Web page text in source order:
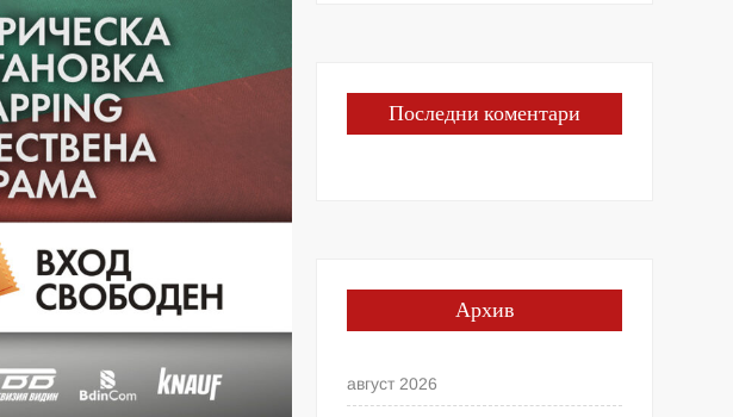
Последни коментари
Архив
август 2026